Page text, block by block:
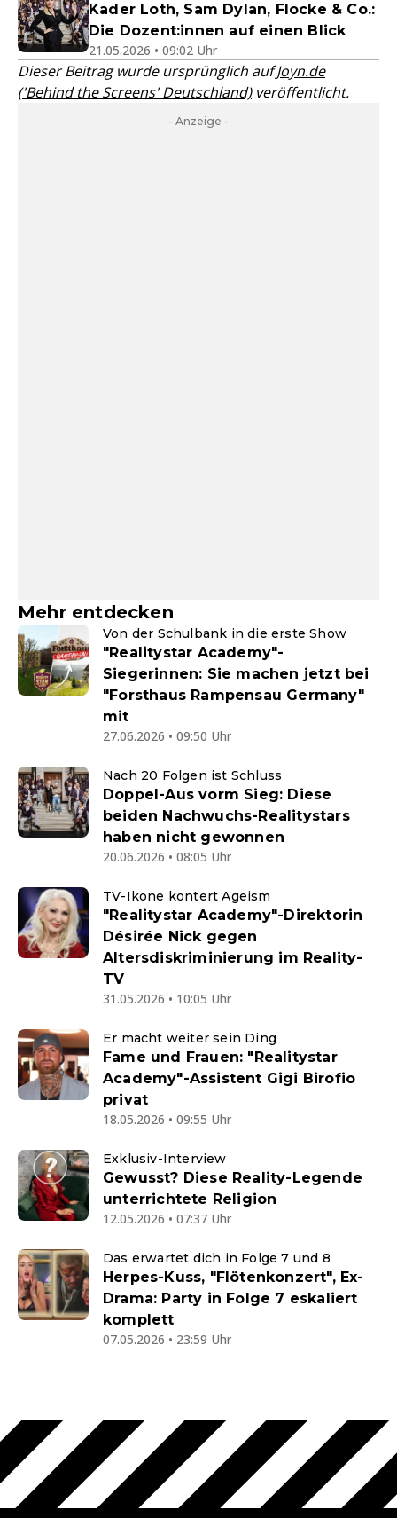
Kader Loth, Sam Dylan, Flocke & Co.:
Die Dozent:innen auf einen Blick
21.05.2026 • 09:02 Uhr
Dieser Beitrag wurde ursprünglich aufJoyn.de
('Behind the Screens' Deutschland)veröffentlicht.
- Anzeige -
Mehr entdecken
Von der Schulbank in die erste Show
"Realitystar Academy"-
Siegerinnen: Sie machen jetzt bei
"Forsthaus Rampensau Germany"
mit
27.06.2026 • 09:50 Uhr
Nach 20 Folgen ist Schluss
Doppel-Aus vorm Sieg: Diese
beiden Nachwuchs-Realitystars
haben nicht gewonnen
20.06.2026 • 08:05 Uhr
TV-Ikone kontert Ageism
"Realitystar Academy"-Direktorin
Désirée Nick gegen
Altersdiskriminierung im Reality-
TV
31.05.2026 • 10:05 Uhr
Er macht weiter sein Ding
Fame und Frauen: "Realitystar
Academy"-Assistent Gigi Birofio
privat
18.05.2026 • 09:55 Uhr
Exklusiv-Interview
Gewusst? Diese Reality-Legende
unterrichtete Religion
12.05.2026 • 07:37 Uhr
Das erwartet dich in Folge 7 und 8
Herpes-Kuss, "Flötenkonzert", Ex-
Drama: Party in Folge 7 eskaliert
komplett
07.05.2026 • 23:59 Uhr